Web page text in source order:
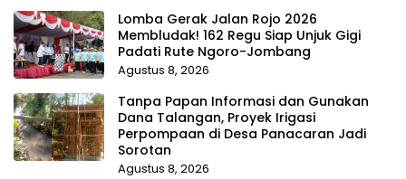
Lomba Gerak Jalan Rojo 2026
Membludak! 162 Regu Siap Unjuk Gigi
Padati Rute Ngoro-Jombang
Agustus 8, 2026
Tanpa Papan Informasi dan Gunakan
Dana Talangan, Proyek Irigasi
Perpompaan di Desa Panacaran Jadi
Sorotan
Agustus 8, 2026